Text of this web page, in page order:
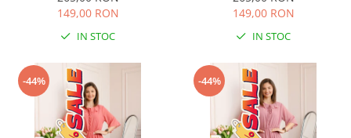
149,00 RON
IN STOC
149,00 RON
IN STOC
-44% -44%